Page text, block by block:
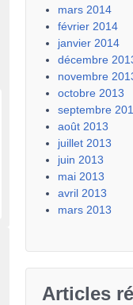
mars 2014
février 2014
janvier 2014
décembre
novembre
octobre 2013
septembre
août 2013
juillet 2013
juin 2013
mai 2013
avril 2013
mars 2013
Articles